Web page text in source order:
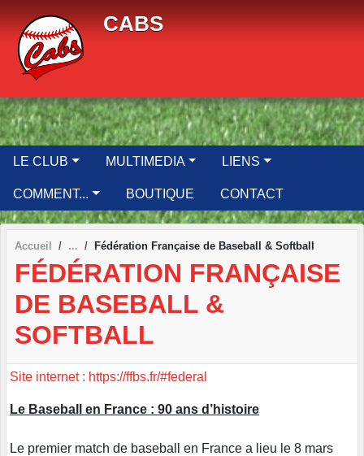
CABS
LE CLUB MULTIMEDIA LIENS
COMMENT... BOUTIQUE CONTACT
Accueil Fédération Française de Baseball & Softball
FÉDÉRATION FRANÇAISE
DE BASEBALL &
SOFTBALL
Site internet : https://ffbs.fr/#federal
Le Baseball en France : 90 ans d’histoire
Le premier match de baseball en France a lieu le 8 mars